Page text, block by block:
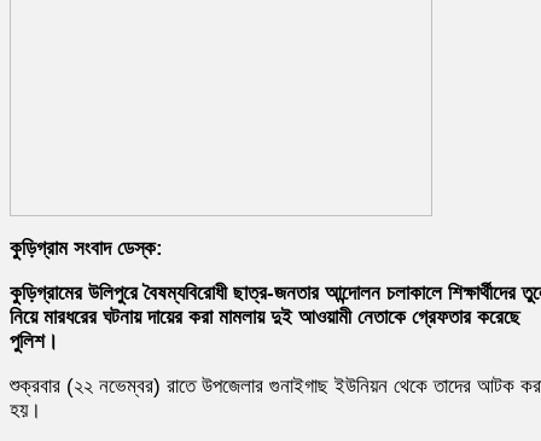
কুড়িগ্রাম সংবাদ ডেস্ক:
কুড়িগ্রামের উলিপুরে বৈষম্যবিরোধী ছাত্র-জনতার আন্দোলন চলাকালে শিক্ষার্থীদের
নিয়ে মারধরের ঘটনায় দায়ের করা মামলায় দুই আওয়ামী নেতাকে গ্রেফতার করেছে
পুলিশ।
শুক্রবার (২২ নভেম্বর) রাতে উপজেলার গুনাইগাছ ইউনিয়ন থেকে তাদের আটক
হয়।